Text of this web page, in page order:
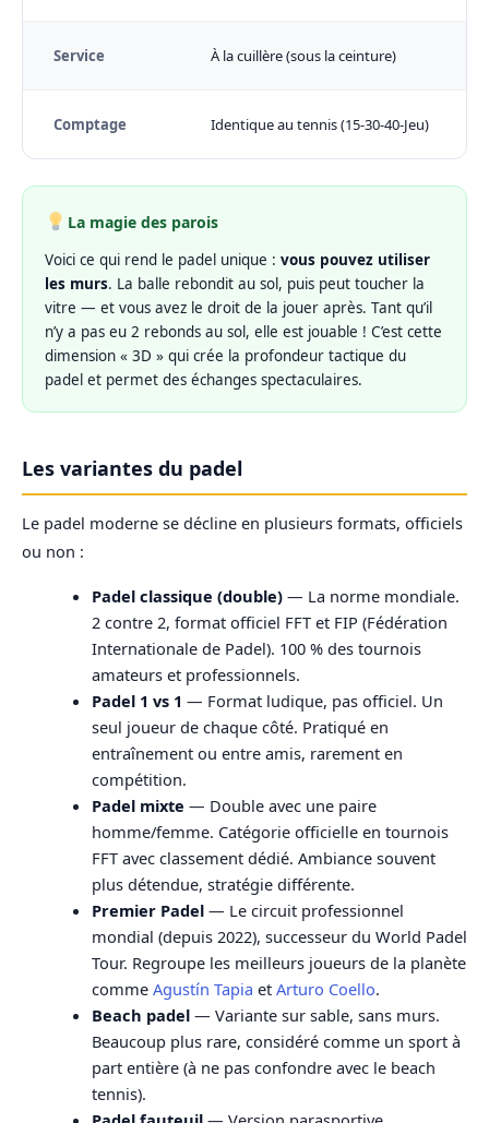
Service À la cuillère (sous la ceinture)
Comptage Identique au tennis (15-30-40-Jeu)
La magie des parois
Voici ce qui rend le padel unique : vous pouvez utiliser
les murs. La balle rebondit au sol, puis peut toucher la
vitre — et vous avez le droit de la jouer après. Tant qu’il
n’y a pas eu 2 rebonds au sol, elle est jouable ! C’est cette
dimension « 3D » qui crée la profondeur tactique du
padel et permet des échanges spectaculaires.
Les variantes du padel
Le padel moderne se décline en plusieurs formats, officiels
ou non :
Padel classique (double)— La norme mondiale.
2 contre 2, format officiel FFT et FIP (Fédération
Internationale de Padel). 100 % des tournois
amateurs et professionnels.
Padel 1 vs 1 — Format ludique, pas officiel. Un
seul joueur de chaque côté. Pratiqué en
entraînement ou entre amis, rarement en
compétition.
Padel mixte — Double avec une paire
homme/femme. Catégorie officielle en tournois
FFT avec classement dédié. Ambiance souvent
plus détendue, stratégie différente.
Premier Padel— Le circuit professionnel
mondial (depuis 2022), successeur du World Padel
Tour. Regroupe les meilleurs joueurs de la planète
comme Agustín Tapia et Arturo Coello.
Beach padel— Variante sur sable, sans murs.
Beaucoup plus rare, considéré comme un sport à
part entière (à ne pas confondre avec le beach
tennis).